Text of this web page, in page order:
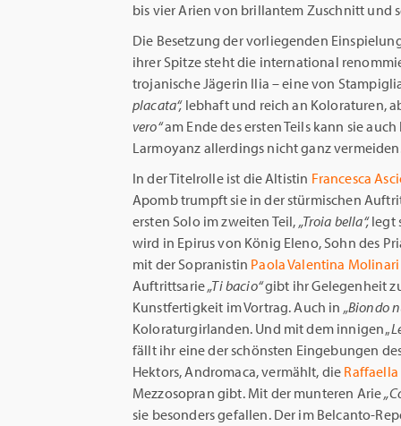
bis vier Arien von brillantem Zuschnitt und
Die Besetzung der vorliegenden
ihrer Spitze steht die international
trojanische Jägerin Ilia – eine von
placata“,lebhaft und reich an Koloraturen,
vero“am Ende des ersten Teils kann sie
Larmoyanz allerdings nicht ganz
In der Titelrolle ist die Altistin Francesca
Apomb trumpft sie in der stürmischen
ersten Solo im zweiten Teil, „Troia bella“,legt
wird in Epirus von König Eleno, Sohn des
mit der Sopranistin Paola Valentina Molinari
Auftrittsarie„Ti bacio“gibt ihr Gelegenheit
Kunstfertigkeit im Vortrag. Auch in „Biondo
Koloraturgirlanden. Und mit dem innigen „
fällt ihr eine der schönsten Eingebungen
Hektors, Andromaca, vermählt, die
Mezzosopran gibt. Mit der munteren Arie
sie besonders gefallen. Der im Belcanto-